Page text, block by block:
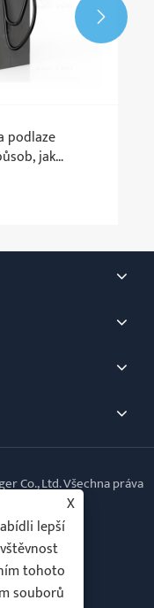
podlaze
jak

Co., Ltd. Všechna práva
X
lepší
tohoto
souborů